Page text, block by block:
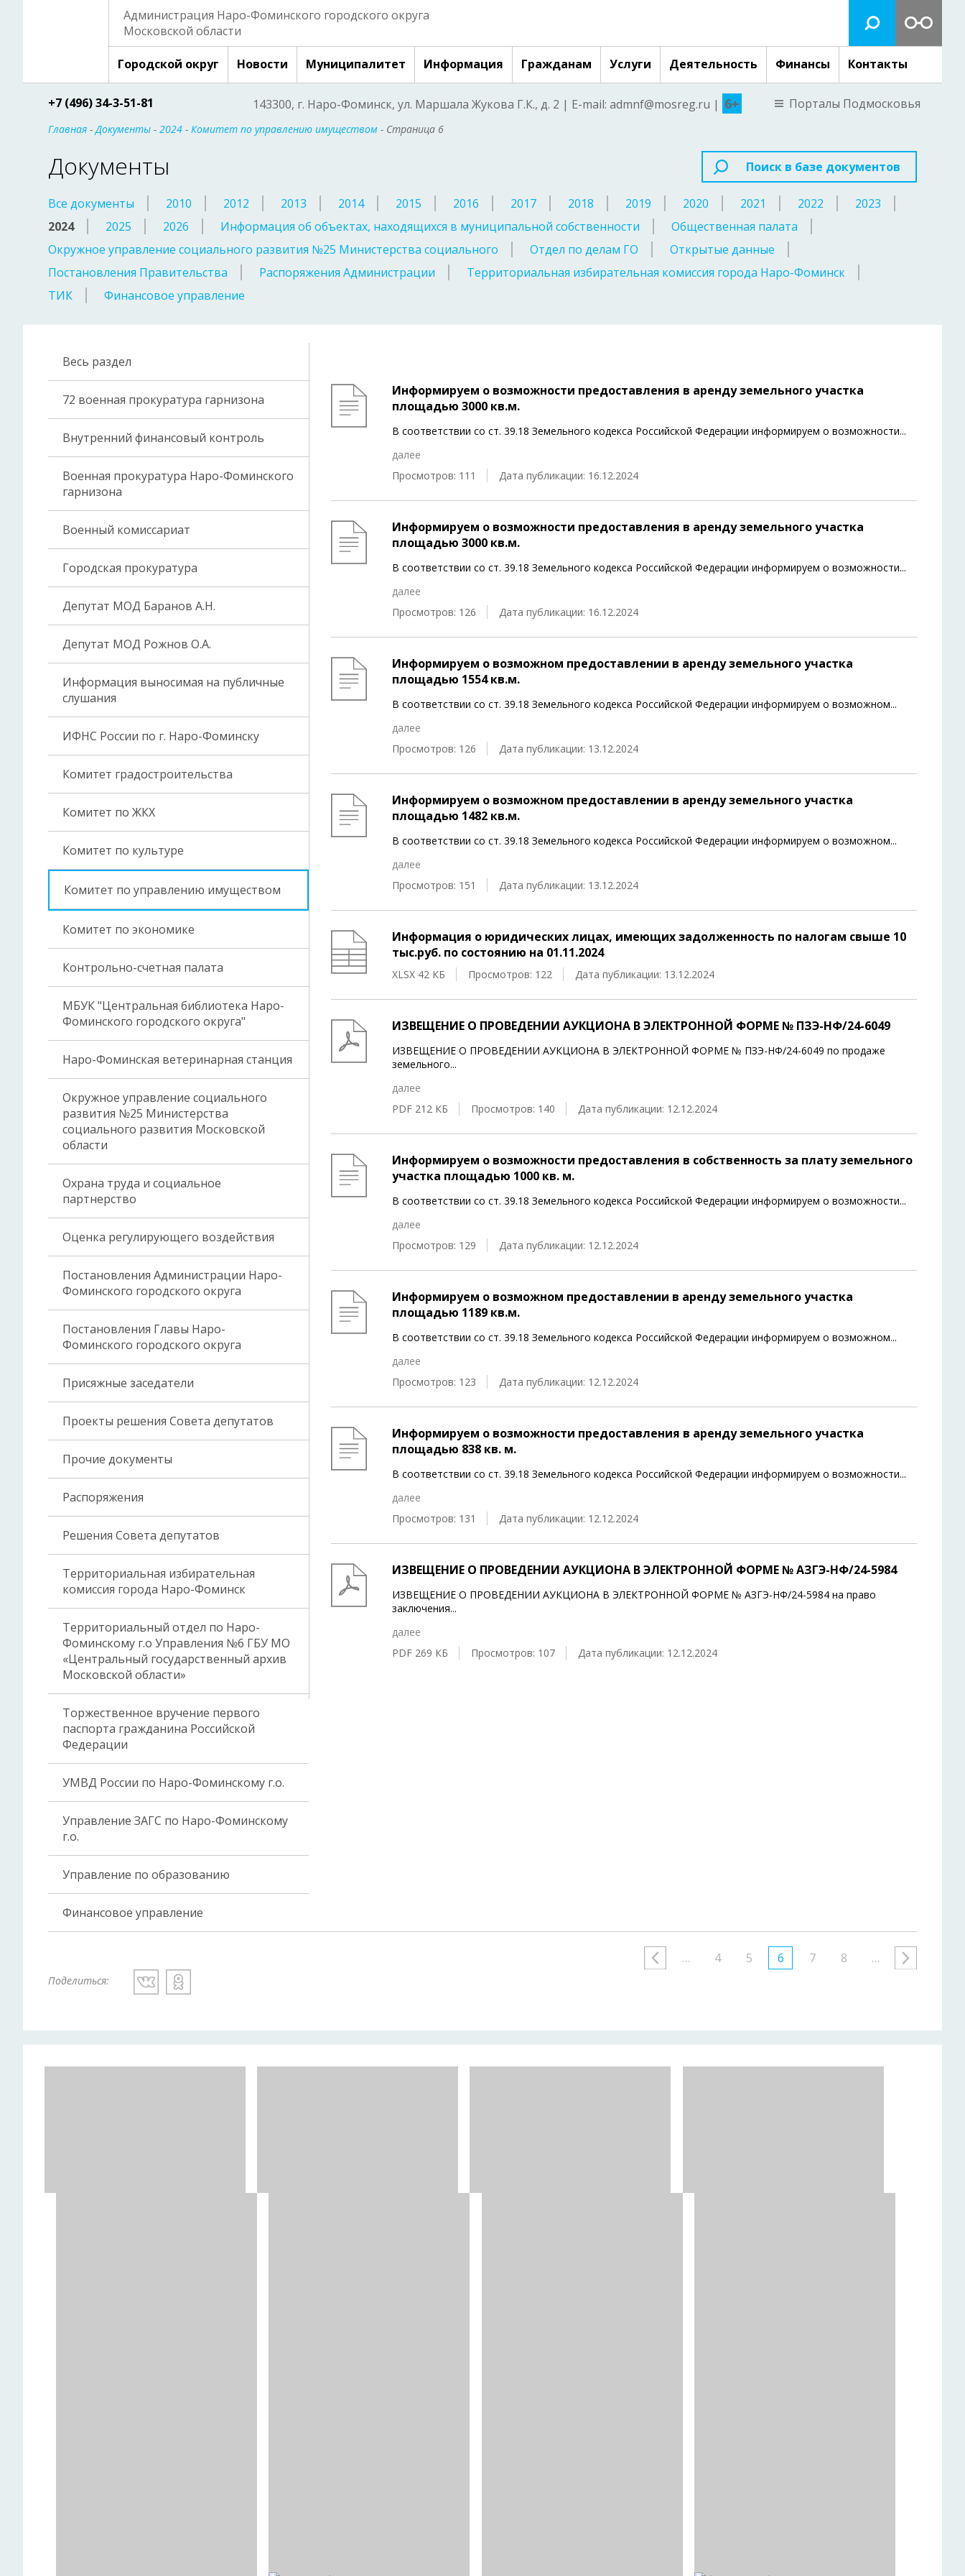
Администрация Наро-Фоминского городского округа
Московской области
Городской округ Новости Муниципалитет Информация Гражданам Услуги Деятельность Финансы Контакты
+7 (496) 34-3-51-81 143300, г. Наро-Фоминск, ул. Маршала Жукова Г.К., д. 2 | E-mail: admnf@mosreg.ru | 6+ Порталы Подмосковья
Главная -Документы - 2024 - Комитет по управлению имуществом - Страница 6
Документы Поиск в базе документов
Все документы 2010 2012 2013 2014 2015 2016 2017 2018 2019 2020 2021 2022
2023
2024
2025 2026 Информация об объектах, находящихся в муниципальной собственности
Общественная палата
Окружное управление социального развития №25 Министерства социального
Отдел по делам ГО
Открытые данные
Постановления Правительства
Распоряжения Администрации
Территориальная избирательная комиссия города Наро-Фоминск
ТИК
Финансовое управление
Весь раздел
72 военная прокуратура гарнизона
Внутренний финансовый контроль
Военная прокуратура Наро-Фоминского
гарнизона
Военный комиссариат
Городская прокуратура
Депутат МОД Баранов А.Н.
Депутат МОД Рожнов О.А.
Информация выносимая на публичные
слушания
ИФНС России по г. Наро-Фоминску
Комитет градостроительства
Комитет по ЖКХ
Комитет по культуре
Комитет по управлению имуществом
Комитет по экономике
Контрольно-счетная палата
МБУК "Центральная библиотека Наро-
Фоминского городского округа"
Наро-Фоминская ветеринарная станция
Окружное управление социального
развития №25 Министерства
социального развития Московской
области
Охрана труда и социальное
партнерство
Оценка регулирующего воздействия
Постановления Администрации Наро-
Фоминского городского округа
Постановления Главы Наро-
Фоминского городского округа
Присяжные заседатели
Проекты решения Совета депутатов
Прочие документы
Распоряжения
Решения Совета депутатов
Территориальная избирательная
комиссия города Наро-Фоминск
Территориальный отдел по Наро-
Фоминскому г.о Управления №6 ГБУ МО
«Центральный государственный архив
Московской области»
Торжественное вручение первого
паспорта гражданина Российской
Федерации
УМВД России по Наро-Фоминскому г.о.
Управление ЗАГС по Наро-Фоминскому
г.о.
Управление по образованию
Финансовое управление
Информируем о возможности предоставления в аренду земельного участка
площадью 3000 кв.м.
В соответствии со ст. 39.18 Земельного кодекса Российской Федерации информируем о возможности...
далее
Просмотров: 111
Дата публикации: 16.12.2024
Информируем о возможности предоставления в аренду земельного участка
площадью 3000 кв.м.
В соответствии со ст. 39.18 Земельного кодекса Российской Федерации информируем о возможности...
далее
Просмотров: 126
Дата публикации: 16.12.2024
Информируем о возможном предоставлении в аренду земельного участка
площадью 1554 кв.м.
В соответствии со ст. 39.18 Земельного кодекса Российской Федерации информируем о возможном...
далее
Просмотров: 126
Дата публикации: 13.12.2024
Информируем о возможном предоставлении в аренду земельного участка
площадью 1482 кв.м.
В соответствии со ст. 39.18 Земельного кодекса Российской Федерации информируем о возможном...
далее
Просмотров: 151
Дата публикации: 13.12.2024
Информация о юридических лицах, имеющих задолженность по налогам свыше 10
тыс.руб. по состоянию на 01.11.2024
XLSX 42 КБ Просмотров: 122 Дата публикации: 13.12.2024
ИЗВЕЩЕНИЕ О ПРОВЕДЕНИИ АУКЦИОНА В ЭЛЕКТРОННОЙ ФОРМЕ № ПЗЭ-НФ/24-6049
ИЗВЕЩЕНИЕ О ПРОВЕДЕНИИ АУКЦИОНА В ЭЛЕКТРОННОЙ ФОРМЕ № ПЗЭ-НФ/24-6049 по продаже
земельного...
далее
PDF 212 КБ
Просмотров: 140 Дата публикации: 12.12.2024
Информируем о возможности предоставления в собственность за плату земельного
участка площадью 1000 кв. м.
В соответствии со ст. 39.18 Земельного кодекса Российской Федерации информируем о возможности...
далее
Просмотров: 129
Дата публикации: 12.12.2024
Информируем о возможном предоставлении в аренду земельного участка
площадью 1189 кв.м.
В соответствии со ст. 39.18 Земельного кодекса Российской Федерации информируем о возможном...
далее
Просмотров: 123
Дата публикации: 12.12.2024
Информируем о возможности предоставления в аренду земельного участка
площадью 838 кв. м.
В соответствии со ст. 39.18 Земельного кодекса Российской Федерации информируем о возможности...
далее
Просмотров: 131
Дата публикации: 12.12.2024
ИЗВЕЩЕНИЕ О ПРОВЕДЕНИИ АУКЦИОНА В ЭЛЕКТРОННОЙ ФОРМЕ № АЗГЭ-НФ/24-5984
ИЗВЕЩЕНИЕ О ПРОВЕДЕНИИ АУКЦИОНА В ЭЛЕКТРОННОЙ ФОРМЕ № АЗГЭ-НФ/24-5984 на право
заключения...
далее
PDF 269 КБ
Просмотров: 107 Дата публикации: 12.12.2024
… 4 5 6 7 8 …
Поделиться: